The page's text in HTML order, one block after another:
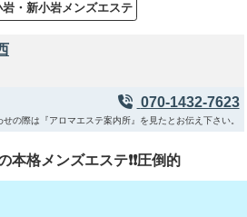
・新小岩メンズエステ
070-1432-7623
の際は『アロマエステ案内所』を見たとお伝え下さい。
格メンズエステ❗❗圧倒的